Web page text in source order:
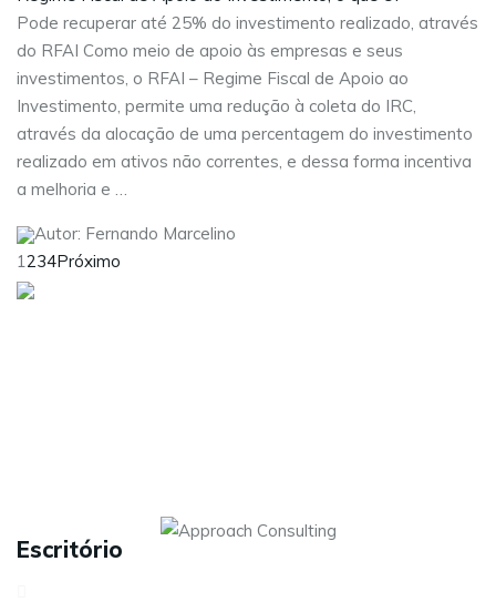
Pode recuperar até 25% do investimento realizado, através
do RFAI Como meio de apoio às empresas e seus
investimentos, o RFAI – Regime Fiscal de Apoio ao
Investimento, permite uma redução à coleta do IRC,
através da alocação de uma percentagem do investimento
realizado em ativos não correntes, e dessa forma incentiva
a melhoria e …
Autor: Fernando Marcelino
1 234Próximo
Escritório